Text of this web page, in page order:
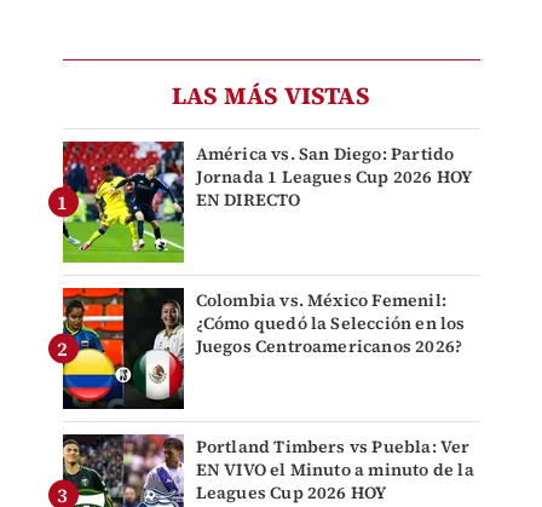
LAS MÁS VISTAS
América vs. San Diego: Partido
Jornada 1 Leagues Cup 2026 HOY
EN DIRECTO
Colombia vs. México Femenil:
¿Cómo quedó la Selección en los
Juegos Centroamericanos 2026?
Portland Timbers vs Puebla: Ver
EN VIVO el Minuto a minuto de la
Leagues Cup 2026 HOY